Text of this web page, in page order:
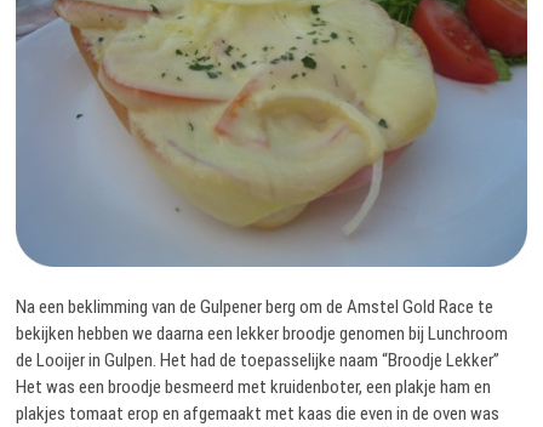
Na een beklimming van de Gulpener berg om de Amstel Gold Race te
bekijken hebben we daarna een lekker broodje genomen bij Lunchroom
de Looijer in Gulpen. Het had de toepasselijke naam “Broodje Lekker”
Het was een broodje besmeerd met kruidenboter, een plakje ham en
plakjes tomaat erop en afgemaakt met kaas die even in de oven was